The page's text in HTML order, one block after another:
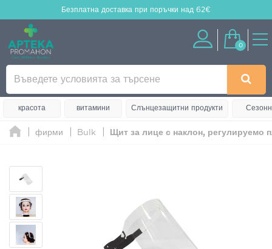
Безплатна доставка при поръчки над 62€
0
красота витамини Слънцезащитни продукти
фирми Bulk Щит за лице с наклон, регулируемо